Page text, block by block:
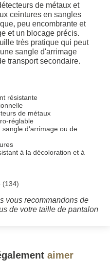
de métaux et
ceintures en sangles
peu encombrante et
et un blocage précis.
très pratique qui peut
sangle d'arrimage
transport secondaire.
résistante
de métaux
réglable
sangle d'arrimage ou de
à la décoloration et à
(134)
vous recommandons de
de votre taille de pantalon
aimer